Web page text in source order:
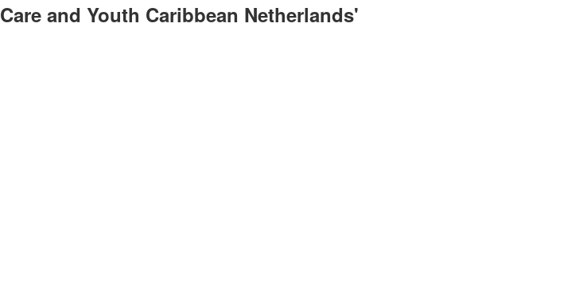
Care and Youth Caribbean Netherlands'